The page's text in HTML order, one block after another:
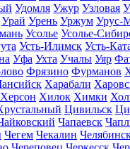
Удомля Ужур Узловая
Урай Урень Уржум Урус-
Усолье Усолье-
Усть-Илимск Усть-
Уфа Ухта Учалы Уяр
Фрязино Фурманов
Харабали
Херсон Хилок Химки
Цивильск
Чапаевск
Чегем Чекалин